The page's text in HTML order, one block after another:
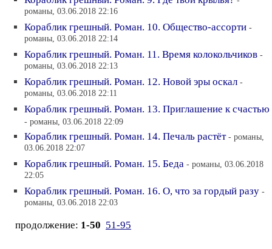
романы, 03.06.2018 22:16
Кораблик грешный. Роман. 10. Общество-ассорти -
романы, 03.06.2018 22:14
Кораблик грешный. Роман. 11. Время колокольчиков -
романы, 03.06.2018 22:13
Кораблик грешный. Роман. 12. Новой эры оскал -
романы, 03.06.2018 22:11
Кораблик грешный. Роман. 13. Приглашение к счастью
- романы, 03.06.2018 22:09
Кораблик грешный. Роман. 14. Печаль растёт - романы,
03.06.2018 22:07
Кораблик грешный. Роман. 15. Беда - романы, 03.06.2018
22:05
Кораблик грешный. Роман. 16. О, что за гордый разу -
романы, 03.06.2018 22:03
продолжение: 1-50 51-95